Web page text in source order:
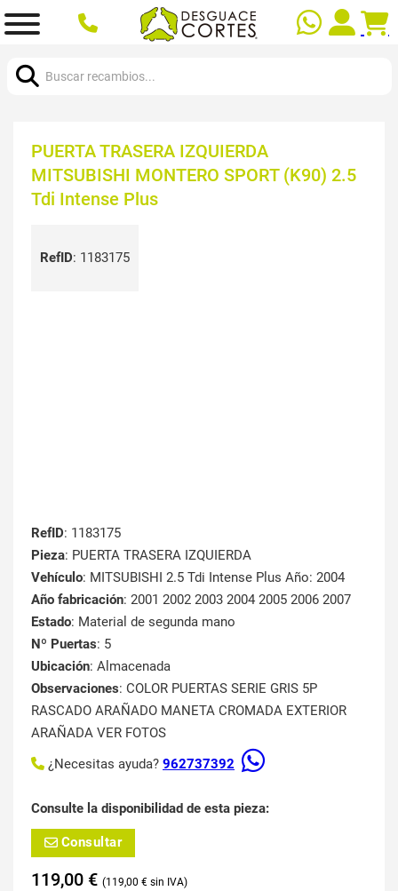
PUERTA TRASERA IZQUIERDA
MITSUBISHI MONTERO SPORT (K90) 2.5
Tdi Intense Plus
RefID: 1183175
RefID: 1183175
Pieza: PUERTA TRASERA IZQUIERDA
Vehículo: MITSUBISHI 2.5 Tdi Intense Plus Año: 2004
Año fabricación: 2001 2002 2003 2004 2005 2006 2007
Estado: Material de segunda mano
Nº Puertas: 5
Ubicación: Almacenada
Observaciones: COLOR PUERTAS SERIE GRIS 5P
RASCADO ARAÑADO MANETA CROMADA EXTERIOR
ARAÑADA VER FOTOS
¿Necesitas ayuda? 962737392
Consulte la disponibilidad de esta pieza:
Consultar
119,00 € 119,00 €